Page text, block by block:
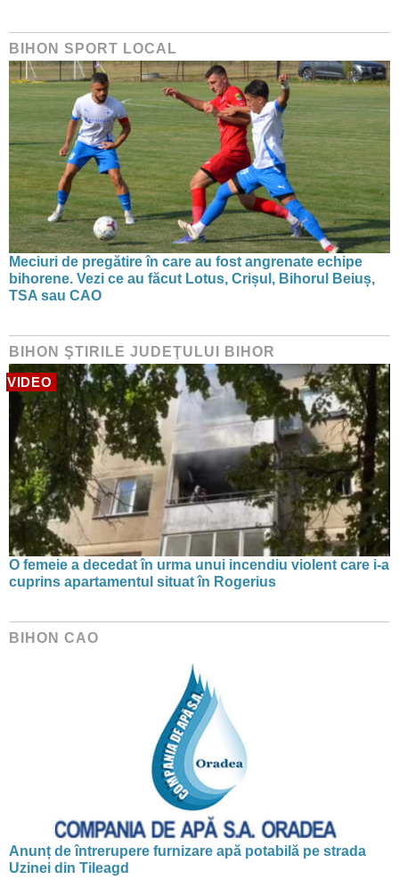
BIHON SPORT LOCAL
Meciuri de pregătire în care au fost angrenate echipe
bihorene. Vezi ce au făcut Lotus, Crișul, Bihorul Beiuș,
TSA sau CAO
BIHON ŞTIRILE JUDEŢULUI BIHOR
VIDEO
O femeie a decedat în urma unui incendiu violent care i-a
cuprins apartamentul situat în Rogerius
BIHON CAO
Anunț de întrerupere furnizare apă potabilă pe strada
Uzinei din Tileagd